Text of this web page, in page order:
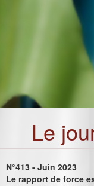
Le
N°413 - Juin 2023
Le rapport de force